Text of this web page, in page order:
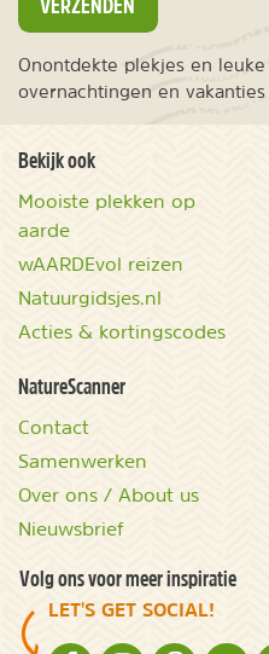
Onontdekte plekjes en
overnachtingen en
Bekijk ook
Mooiste plekken op
aarde
wAARDEvol reizen
Natuurgidsjes.nl
Acties & kortingscodes
NatureScanner
Contact
Samenwerken
Over ons / About us
Nieuwsbrief
Volg ons voor meer inspiratie
LET'S GET SOCIAL!